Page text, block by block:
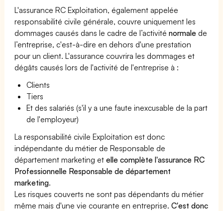
L'assurance RC Exploitation, également appelée
responsabilité civile générale, couvre uniquement les
dommages causés dans le cadre de l’activiténormale de
l’entreprise, c'est-à-dire en dehors d'une prestation
pour un client. L'assurance couvrira les dommages et
dégâts causés lors de l'activité de l'entreprise à :
Clients
Tiers
Et des salariés (s'il y a une faute inexcusable de la part
de l'employeur)
La responsabilité civile Exploitation est donc
indépendante du métier de Responsable de
département marketing etelle complète l'assurance RC
Professionnelle Responsable de département
marketing.
Les risques couverts ne sont pas dépendants du métier
même mais d'une vie courante en entreprise.C'est donc